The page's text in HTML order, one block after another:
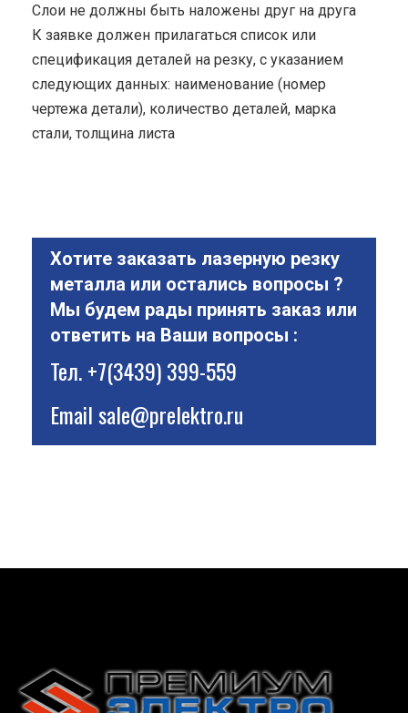
Cлои не должны быть наложены друг на друга
К заявке должен прилагаться список или
спецификация деталей на резку, с указанием
следующих данных: наименование (номер
чертежа детали), количество деталей, марка
стали, толщина листа
Хотите заказать лазерную резку
металла или остались вопросы ?
Мы будем рады принять заказ или
ответить на Ваши вопросы :
Тел.+7(3439) 399-559
Emailsale@prelektro.ru